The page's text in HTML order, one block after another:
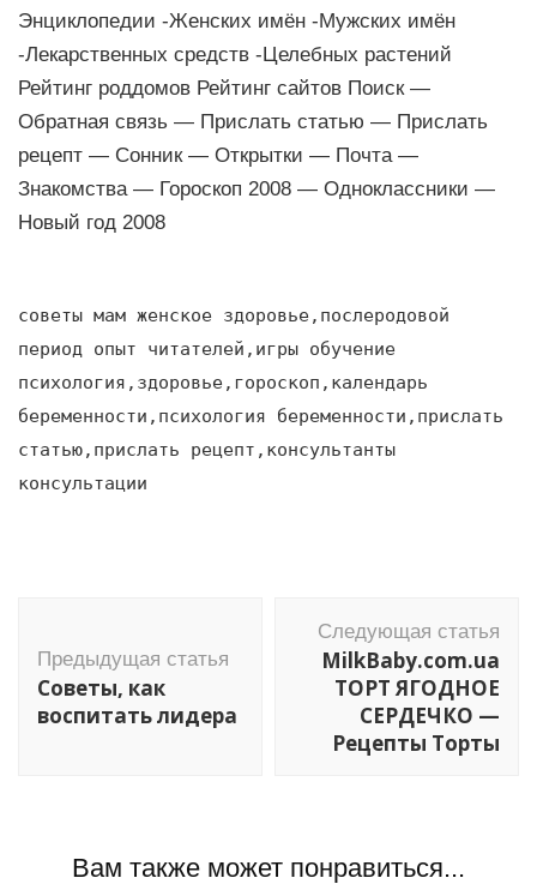
Энциклопедии -Женских имён -Мужских имён
-Лекарственных средств -Целебных растений
Рейтинг роддомов Рейтинг сайтов Поиск —
Обратная связь — Прислать статью — Прислать
рецепт — Сонник — Открытки — Почта —
Знакомства — Гороскоп 2008 — Одноклассники —
Новый год 2008
советы мам женское здоровье,послеродовой
период опыт читателей,игры обучение
психология,здоровье,гороскоп,календарь
беременности,психология беременности,прислать
статью,прислать рецепт,консультанты
консультации
по
записям
Предыдущая статья
Советы, как
воспитать лидера
Следующая статья
MilkBaby.com.ua
ТОРТ ЯГОДНОЕ
СЕРДЕЧКО —
Рецепты Торты
Вам также может понравиться...